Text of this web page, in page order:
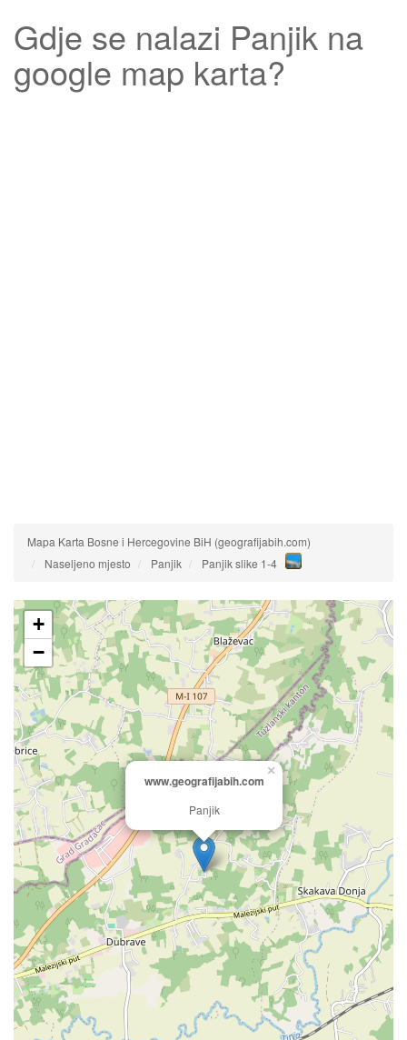
Gdje se nalazi Panjik na
google map karta?
Mapa Karta Bosne i Hercegovine BiH (geografijabih.com)
Naseljeno mjesto
Panjik Panjik slike 1-4
www.geografijabih.com
Panjik
×
+
−